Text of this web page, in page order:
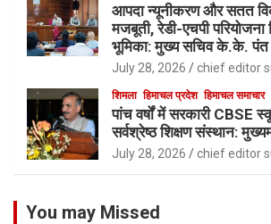
आपदा न्यूनीकरण और सतत
मजबूती, रेडी-एचपी परियोजना
भूमिका: मुख्य सचिव के.के. पंत
July 28, 2026 chief editor
शिमला हिमाचल प्रदेश हिमाचल समाचार
पांच वर्षों में सरकारी
सर्वश्रेष्ठ शिक्षण संस्थान:
July 28, 2026 chief editor
You may Missed